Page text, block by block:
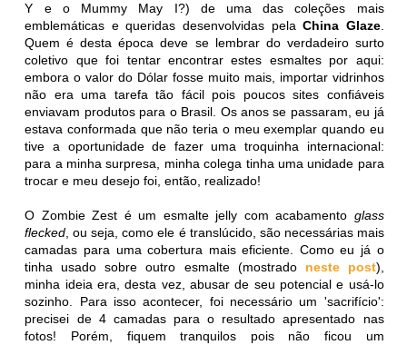
Y e o Mummy May I?) de uma das coleções mais
emblemáticas e queridas desenvolvidas pelaChina Glaze.
Quem é desta época deve se lembrar do verdadeiro surto
coletivo que foi tentar encontrar estes esmaltes por aqui:
embora o valor do Dólar fosse muito mais, importar vidrinhos
não era uma tarefa tão fácil pois poucos sites confiáveis
enviavam produtos para o Brasil. Os anos se passaram, eu já
estava conformada que não teria o meu exemplar quando eu
tive a oportunidade de fazer uma troquinha internacional:
para a minha surpresa, minha colega tinha uma unidade para
trocar e meu desejo foi, então, realizado!
O Zombie Zest é um esmalte jelly com acabamento glass
flecked, ou seja, como ele é translúcido, são necessárias mais
camadas para uma cobertura mais eficiente. Como eu já o
tinha usado sobre outro esmalte (mostrado neste post),
minha ideia era, desta vez, abusar de seu potencial e usá-lo
sozinho. Para isso acontecer, foi necessário um 'sacrifício':
precisei de 4 camadas para o resultado apresentado nas
fotos! Porém, fiquem tranquilos pois não ficou um